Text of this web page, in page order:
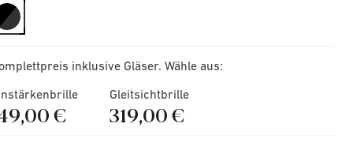
selected
inklusive Gläser. Wähle aus:
€
Gleitsichtbrille
319,00 €